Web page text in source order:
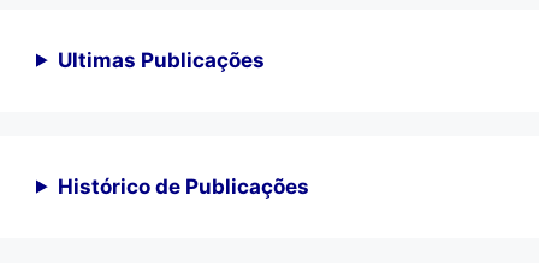
Ultimas Publicações
Histórico de Publicações